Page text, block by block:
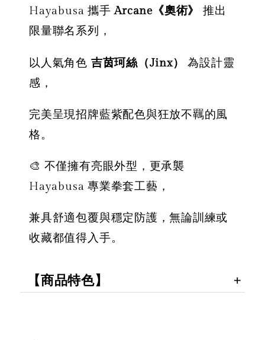
解
NT$ 300
NT$ 350
- +NT$ 450
NT$ 500
加入購物車
Hayabusa 攜手Arcane《奧術》
推出
限量聯名系列，
以人氣角色 吉茵珂絲（Jinx）
為設計靈
感，
完美呈現招牌藍紫配色與狂放不羈的風
格。
🎨 不僅擁有亮眼外型，更承襲
Hayabusa 專業拳套工藝，
兼具舒適包覆與穩定防護，無論訓練或
收藏都值得入手。
【商品特色】